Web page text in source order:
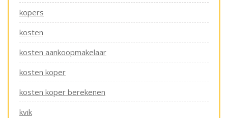
kopers
kosten
kosten aankoopmakelaar
kosten koper
kosten koper berekenen
kvik